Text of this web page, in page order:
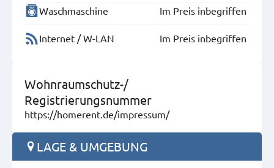
Waschmaschine
Im Preis inbegriffen
Internet / W-LAN Im Preis inbegriffen
Wohnraumschutz-/
Registrierungsnummer
https://homerent.de/impressum/
LAGE & UMGEBUNG